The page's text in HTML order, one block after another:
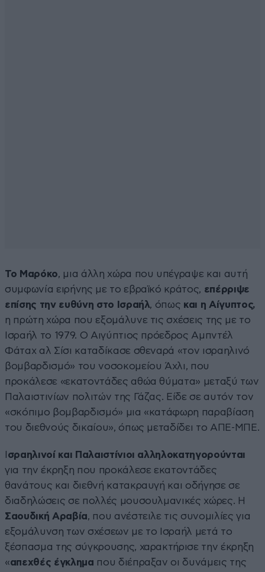
Το Μαρόκο, μια άλλη χώρα που υπέγραψε και αυτή
συμφωνία ειρήνης με το εβραϊκό κράτος, επέρριψε
επίσης την ευθύνη στο Ισραήλ, όπως και η Αίγυπτος,
η πρώτη χώρα που εξομάλυνε τις σχέσεις της με το
Ισραήλ το 1979. Ο Αιγύπτιος πρόεδρος Αμπντέλ
Φάταχ αλ Σίσι καταδίκασε σθεναρά «τον ισραηλινό
βομβαρδισμό» του νοσοκομείου Άχλι, που
προκάλεσε «εκατοντάδες αθώα θύματα» μεταξύ των
Παλαιστινίων πολιτών της Γάζας. Είδε σε αυτόν τον
«σκόπιμο βομβαρδισμό» μια «κατάφωρη παραβίαση
του διεθνούς δικαίου», όπως μεταδίδει το ΑΠΕ-ΜΠΕ.
σραηλινοί και Παλαιστίνιοι αλληλοκατηγορούνται
για την έκρηξη που προκάλεσε εκατοντάδες
θανάτους και διεθνή κατακραυγή και οδήγησε σε
διαδηλώσεις σε πολλές μουσουλμανικές χώρες. Η
Σαουδική Αραβία, που ανέστειλε τις συνομιλίες για
εξομάλυνση των σχέσεων με το Ισραήλ μετά το
ξέσπασμα της σύγκρουσης, χαρακτήρισε την έκρηξη
«απεχθές έγκλημα που διέπραξαν οι δυνάμεις της